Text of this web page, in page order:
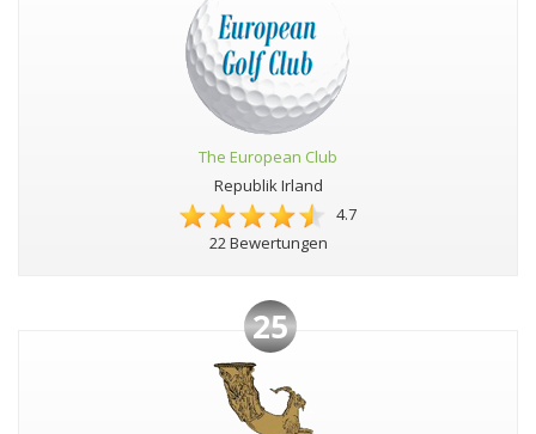
The European Club
Republik Irland
4.7
22 Bewertungen
25